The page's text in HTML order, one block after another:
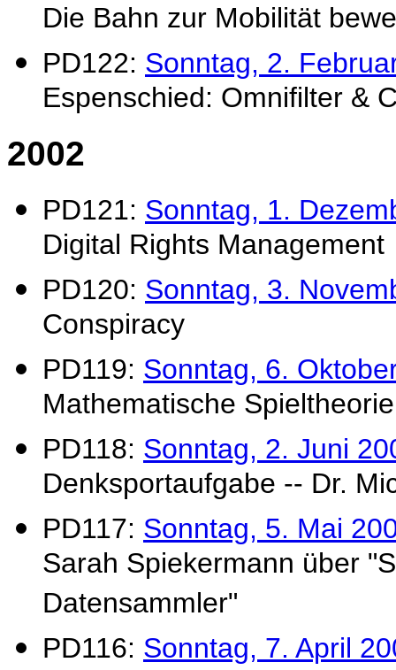
Die Bahn zur Mobilität
PD122: Sonntag, 2.
Espenschied: Omnifilter &
2002
PD121: Sonntag, 1.
Digital Rights Management
PD120: Sonntag, 3.
Conspiracy
PD119: Sonntag, 6.
Mathematische
PD118: Sonntag, 2. Juni
Denksportaufgabe -- Dr.
PD117: Sonntag, 5. Mai
Sarah Spiekermann über
Datensammler"
PD116: Sonntag, 7. April